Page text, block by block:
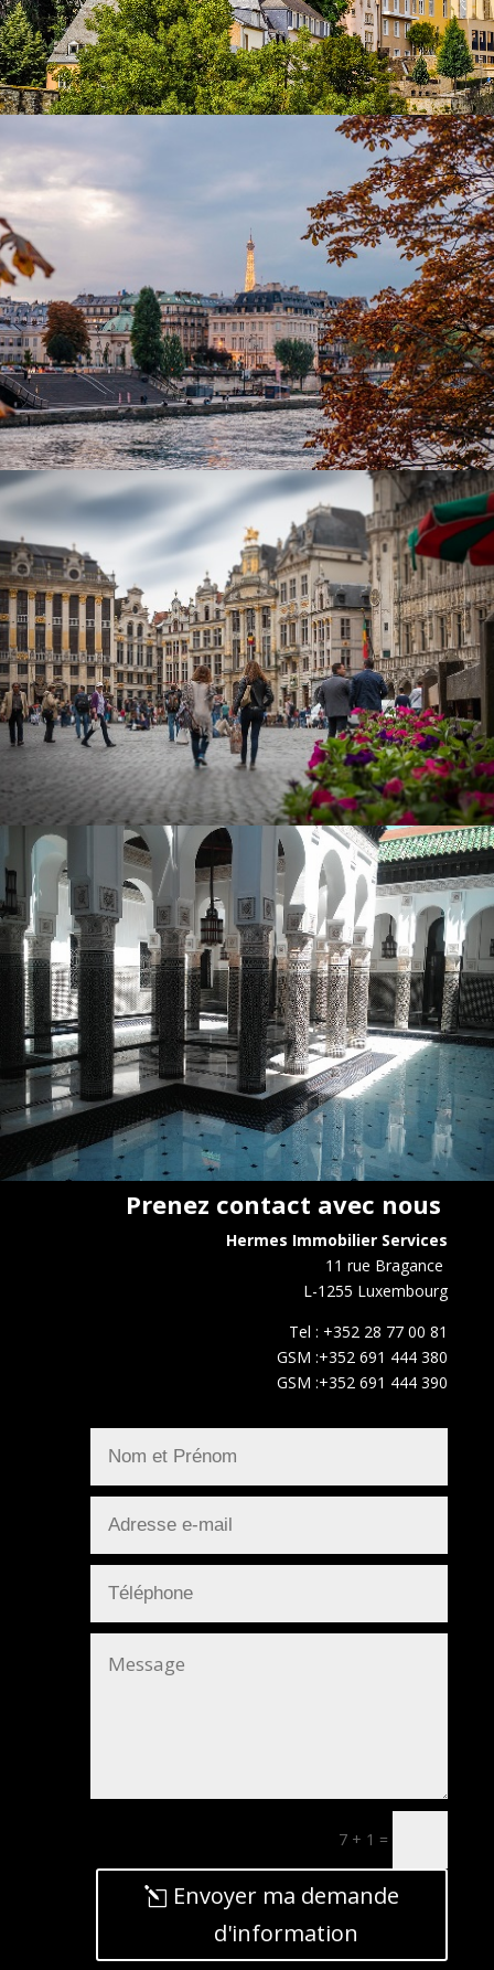
Prenez contact avec nous
Hermes Immobilier Services
11 rue Bragance
L-1255 Luxembourg
Tel : +352 28 77 00 81
GSM :+352 691 444 380
GSM :+352 691 444 390
7 + 1 =
Envoyer ma demande
d'information